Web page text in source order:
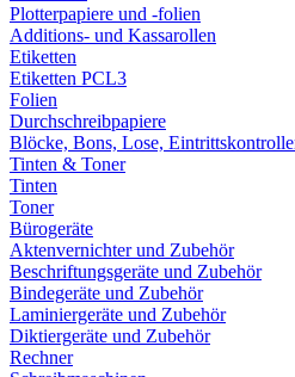
Plotterpapiere und -folien
Additions- und Kassarollen
Etiketten
Etiketten PCL3
Folien
Durchschreibpapiere
Blöcke, Bons, Lose,
Tinten & Toner
Tinten
Toner
Bürogeräte
Aktenvernichter und Zubehör
Beschriftungsgeräte und Zubehör
Bindegeräte und Zubehör
Laminiergeräte und Zubehör
Diktiergeräte und Zubehör
Rechner